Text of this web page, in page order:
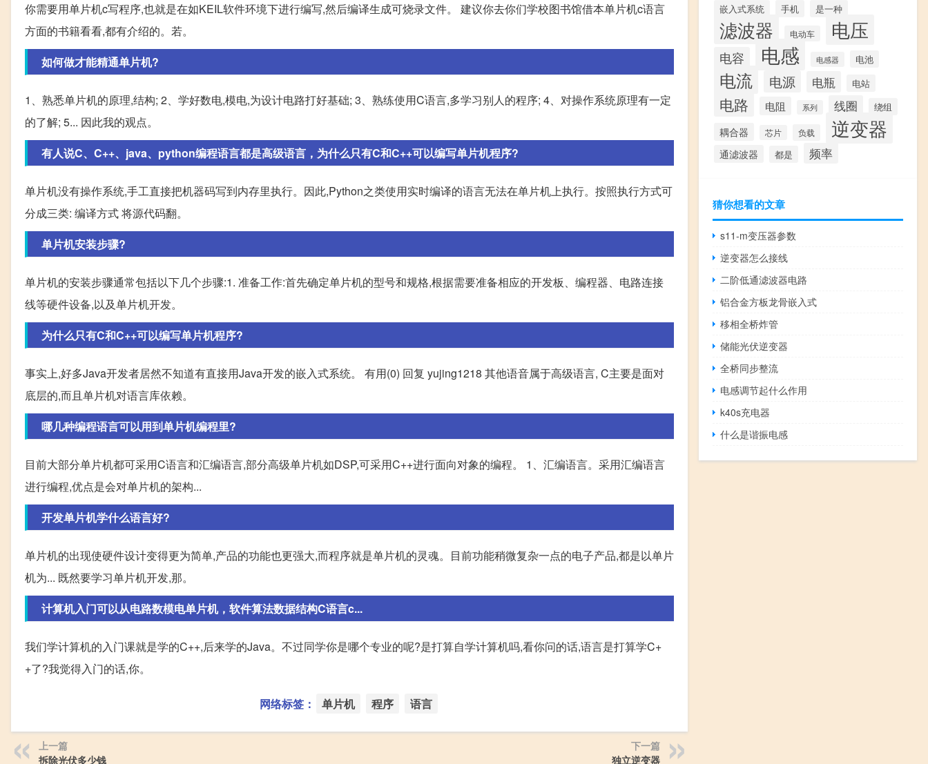
你需要用单片机c写程序,也就是在如KEIL软件环境下进行编写,然后编译生成可烧录文件。 建议你去你们学校图书馆借本单片机c语言
方面的书籍看看,都有介绍的。若。
如何做才能精通单片机?
1、熟悉单片机的原理,结构; 2、学好数电,模电,为设计电路打好基础; 3、熟练使用C语言,多学习别人的程序; 4、对操作系统原理有一定
的了解; 5... 因此我的观点。
有人说C、C++、java、python编程语言都是高级语言，为什么只有C和C++可以编写单片机程序?
单片机没有操作系统,手工直接把机器码写到内存里执行。因此,Python之类使用实时编译的语言无法在单片机上执行。按照执行方式可
分成三类: 编译方式 将源代码翻。
单片机安装步骤?
单片机的安装步骤通常包括以下几个步骤:1. 准备工作:首先确定单片机的型号和规格,根据需要准备相应的开发板、编程器、电路连接
线等硬件设备,以及单片机开发。
为什么只有C和C++可以编写单片机程序?
事实上,好多Java开发者居然不知道有直接用Java开发的嵌入式系统。 有用(0) 回复 yujing1218 其他语音属于高级语言, C主要是面对
底层的,而且单片机对语言库依赖。
哪几种编程语言可以用到单片机编程里?
目前大部分单片机都可采用C语言和汇编语言,部分高级单片机如DSP,可采用C++进行面向对象的编程。 1、汇编语言。采用汇编语言
进行编程,优点是会对单片机的架构...
开发单片机学什么语言好?
单片机的出现使硬件设计变得更为简单,产品的功能也更强大,而程序就是单片机的灵魂。目前功能稍微复杂一点的电子产品,都是以单片
机为... 既然要学习单片机开发,那。
计算机入门可以从电路数模电单片机，软件算法数据结构C语言c...
我们学计算机的入门课就是学的C++,后来学的Java。不过同学你是哪个专业的呢?是打算自学计算机吗,看你问的话,语言是打算学C+
+了?我觉得入门的话,你。
网络标签： 单片机 程序 语言
上一篇
拆除光伏多少钱
下一篇
独立逆变器
嵌入式系统 手机 是一种
滤波器 电动车 电压
电容 电感 电感器 电池
电流 电源 电瓶 电站
电路 电阻 系列 线圈 绕组
耦合器 芯片 负载 逆变器
通滤波器 都是 频率
猜你想看的文章
s11-m变压器参数
逆变器怎么接线
二阶低通滤波器电路
铝合金方板龙骨嵌入式
移相全桥炸管
储能光伏逆变器
全桥同步整流
电感调节起什么作用
k40s充电器
什么是谐振电感